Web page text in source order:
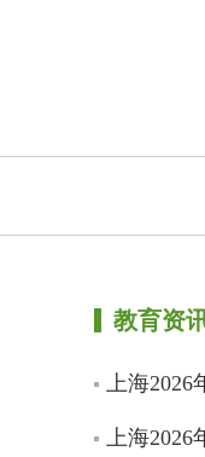
教育资
上海2026
上海2026